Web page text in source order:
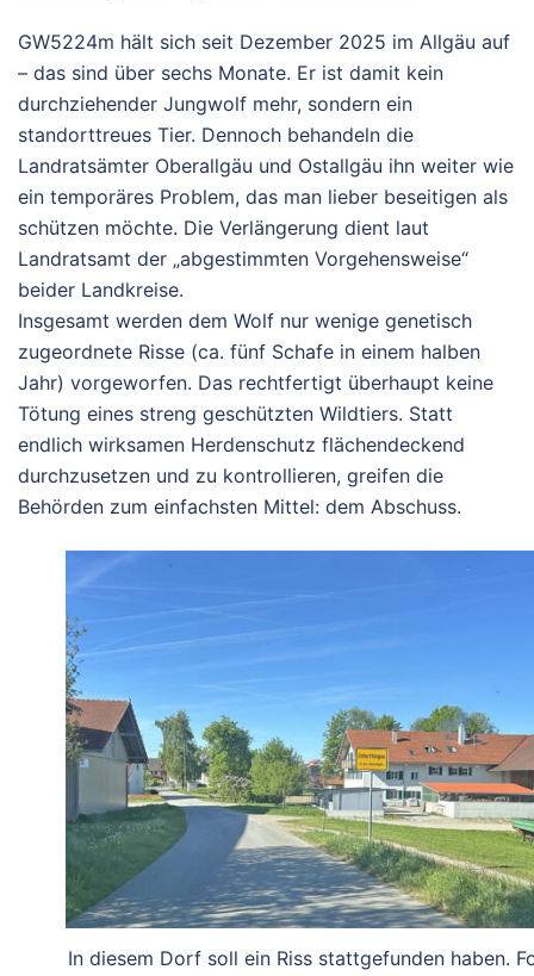
GW5224m hält sich seit Dezember 2025 im Allgäu auf
– das sind über sechs Monate. Er ist damit kein
durchziehender Jungwolf mehr, sondern ein
standorttreues Tier. Dennoch behandeln die
Landratsämter Oberallgäu und Ostallgäu ihn weiter wie
ein temporäres Problem, das man lieber beseitigen als
schützen möchte. Die Verlängerung dient laut
Landratsamt der „abgestimmten Vorgehensweise“
beider Landkreise.
Insgesamt werden dem Wolf nur wenige genetisch
zugeordnete Risse (ca. fünf Schafe in einem halben
Jahr) vorgeworfen. Das rechtfertigt überhaupt keine
Tötung eines streng geschützten Wildtiers. Statt
endlich wirksamen Herdenschutz flächendeckend
durchzusetzen und zu kontrollieren, greifen die
Behörden zum einfachsten Mittel: dem Abschuss.
In diesem Dorf soll ein Riss stattgefunden haben.